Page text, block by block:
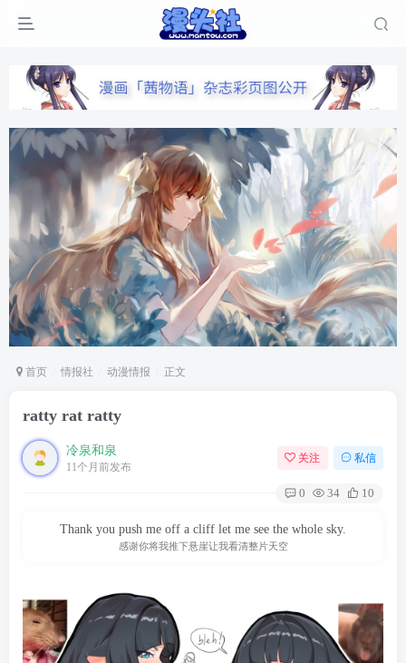
首页 情报社 动漫情报 正文
ratty rat ratty
冷泉和泉
11个月前发布
关注 私信
0 34 10
Thank you push me off a cliff let me see the whole sky.
感谢你将我推下悬崖让我看清整片天空